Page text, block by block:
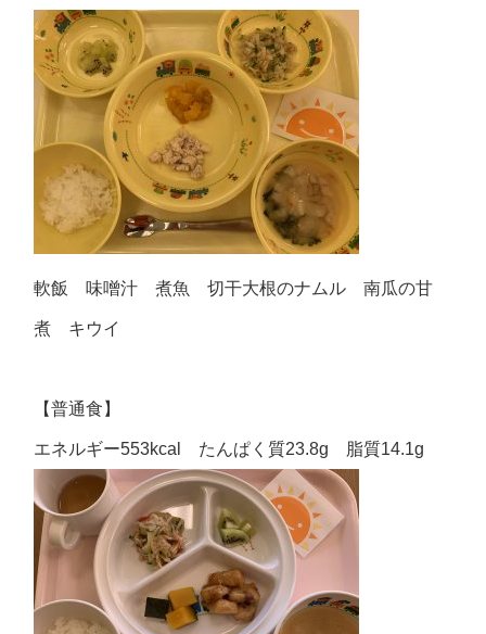
軟飯 味噌汁 煮魚 切干大根のナムル 南瓜の甘
煮 キウイ
【普通食】
エネルギー553kcal たんぱく質23.8g 脂質14.1g